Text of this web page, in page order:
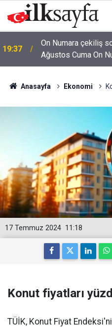
19:37
On Numara çekiliş
Ağustos Cuma On
açıklandı mı?
Anasayfa Ekonomi
11:18
17 Temmuz 2024
Konut fiyatları
TÜİK, Konut Fiyat